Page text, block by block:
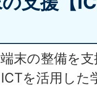
末の整備を
を活用した